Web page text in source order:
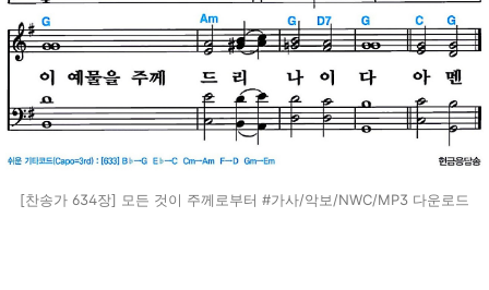
[찬송가 634장] 모든 것이 주께로부터 #가사/악보/NWC/MP3 다운로드